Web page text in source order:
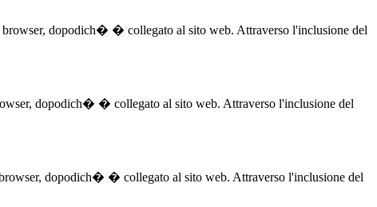
dopodich� � collegato al sito web. Attraverso l'inclusione del
dopodich� � collegato al sito web. Attraverso l'inclusione del
dopodich� � collegato al sito web. Attraverso l'inclusione del